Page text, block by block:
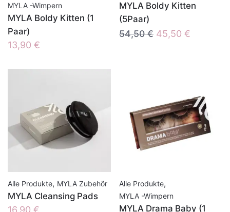
MYLA -Wimpern
MYLA Boldy Kitten (1
Paar)
13,90 €
MYLA Boldy Kitten
(5Paar)
54,50€ Ursprünglicher
45,50 €
Alle Produkte, MYLA Zubehör
MYLA Cleansing Pads
16,90 €
Alle Produkte,
MYLA -Wimpern
MYLA Drama Baby (1